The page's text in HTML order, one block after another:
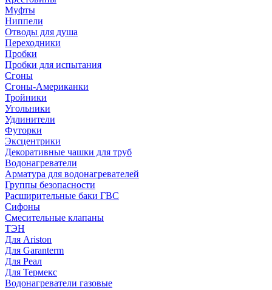
Муфты
Ниппели
Отводы для душа
Переходники
Пробки
Пробки для испытания
Сгоны
Сгоны-Американки
Тройники
Угольники
Удлинители
Футорки
Эксцентрики
Декоративные чашки для труб
Водонагреватели
Арматура для водонагревателей
Группы безопасности
Расширительные баки ГВС
Сифоны
Смесительные клапаны
ТЭН
Для Ariston
Для Garanterm
Для Реал
Для Термекс
Водонагреватели газовые